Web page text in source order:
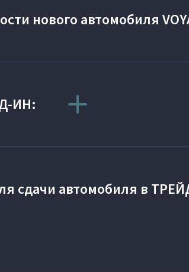
нового автомобиля
ИН:
сдачи автомобиля в